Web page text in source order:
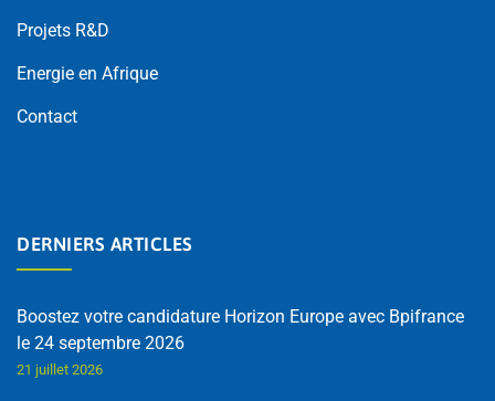
Projets R&D
Energie en Afrique
Contact
DERNIERS ARTICLES
Boostez votre candidature Horizon Europe avec Bpifrance
le 24 septembre 2026
21 juillet 2026